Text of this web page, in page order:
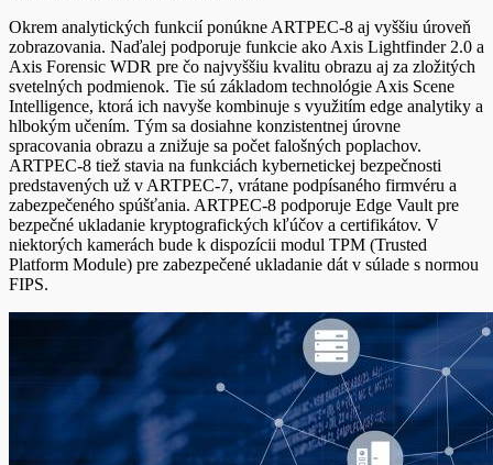
Okrem analytických funkcií ponúkne ARTPEC-8 aj vyššiu úroveň
zobrazovania. Naďalej podporuje funkcie ako Axis Lightfinder 2.0 a
Axis Forensic WDR pre čo najvyššiu kvalitu obrazu aj za zložitých
svetelných podmienok. Tie sú základom technológie Axis Scene
Intelligence, ktorá ich navyše kombinuje s využitím edge analytiky a
hlbokým učením. Tým sa dosiahne konzistentnej úrovne
spracovania obrazu a znižuje sa počet falošných poplachov.
ARTPEC-8 tiež stavia na funkciách kybernetickej bezpečnosti
predstavených už v ARTPEC-7, vrátane podpísaného firmvéru a
zabezpečeného spúšťania. ARTPEC-8 podporuje Edge Vault pre
bezpečné ukladanie kryptografických kľúčov a certifikátov. V
niektorých kamerách bude k dispozícii modul TPM (Trusted
Platform Module) pre zabezpečené ukladanie dát v súlade s normou
FIPS.